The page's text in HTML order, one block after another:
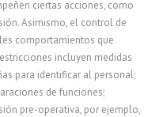
ciertas acciones, como
Asimismo, el control de
comportamientos que
incluyen medidas
para identificar al personal;
de funciones;
pre-operativa, por ejemplo,